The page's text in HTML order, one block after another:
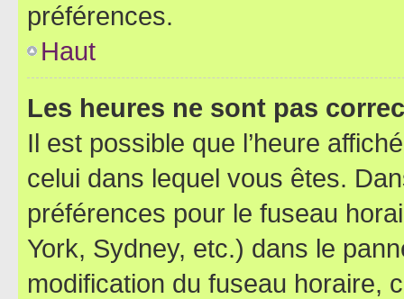
préférences.
Haut
Les heures ne sont pas
Il est possible que l’heure
celui dans lequel vous êtes.
préférences pour le fuseau
York, Sydney, etc.) dans le
modification du fuseau horaire,